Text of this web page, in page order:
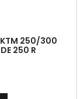
KTM 250/300
250 R